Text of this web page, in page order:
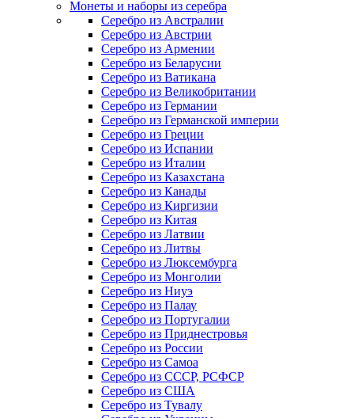
Монеты и наборы из серебра
Серебро из Австралии
Серебро из Австрии
Серебро из Армении
Серебро из Беларусии
Серебро из Ватикана
Серебро из Великобритании
Серебро из Германии
Серебро из Германской империи
Серебро из Греции
Серебро из Испании
Серебро из Италии
Серебро из Казахстана
Серебро из Канады
Серебро из Киргизии
Серебро из Китая
Серебро из Латвии
Серебро из Литвы
Серебро из Люксембурга
Серебро из Монголии
Серебро из Ниуэ
Серебро из Палау
Серебро из Португалии
Серебро из Приднестровья
Серебро из России
Серебро из Самоа
Серебро из СССР, РСФСР
Серебро из США
Серебро из Тувалу